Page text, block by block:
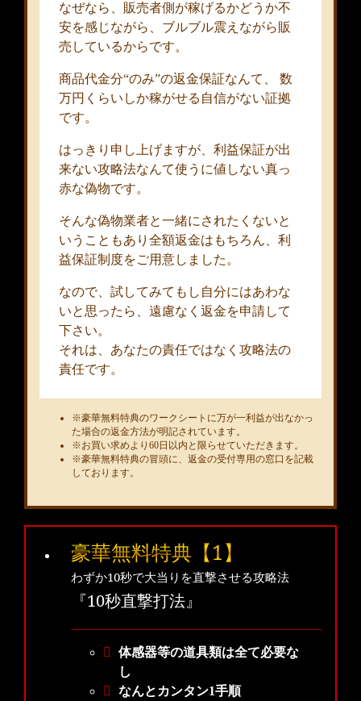
なぜなら、販売者側が稼げるかどうか不
安を感じながら、ブルブル震えながら販
売しているからです。
商品代金分“のみ”の返金保証なんて、 数
万円くらいしか稼がせる自信がない証拠
です。
はっきり申し上げますが、利益保証が出
来ない攻略法なんて使うに値しない真っ
赤な偽物です。
そんな偽物業者と一緒にされたくないと
いうこともあり全額返金はもちろん、利
益保証制度をご用意しました。
なので、試してみてもし自分にはあわな
いと思ったら、遠慮なく返金を申請して
下さい。
それは、あなたの責任ではなく攻略法の
責任です。
豪華無料特典のワークシートに万が一利益が出なかっ
た場合の返金方法が明記されています。
お買い求めより60日以内と限らせていただきます。
豪華無料特典の冒頭に、返金の受付専用の窓口を記載
しております。
豪華無料特典【1】
わずか10秒で大当りを直撃させる攻略法
『10秒直撃打法』
体感器等の道具類は全て必要な
し
なんとカンタン1手順